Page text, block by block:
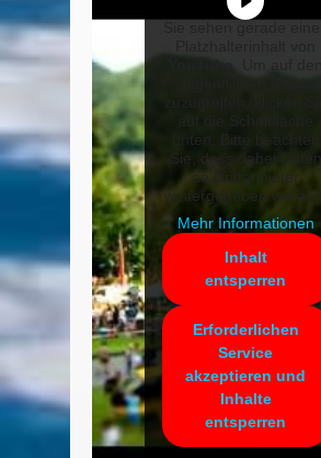
YouTube
unten. Bitte beachten
Sie, dass dabei Daten
an Drittanbieter
weitergegeben werden.
Mehr Informationen
Inhalt
entsperren
Erforderlichen
Service
akzeptieren und
Inhalte
entsperren